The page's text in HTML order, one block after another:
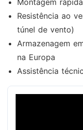
Montagem
Resistência ao
túnel de vento)
Armazenagem
na Europa
Assistência